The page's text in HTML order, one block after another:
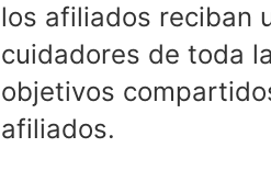
los afiliados reciban
cuidadores de toda
objetivos
afiliados.